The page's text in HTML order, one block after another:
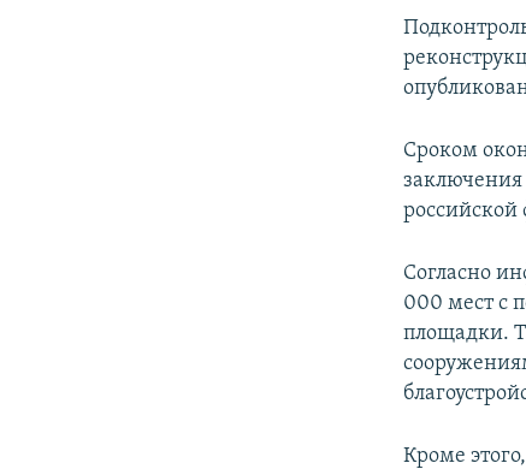
Сроком
заключения
российской
Согласно
000 мест с
площадки.
Кроме